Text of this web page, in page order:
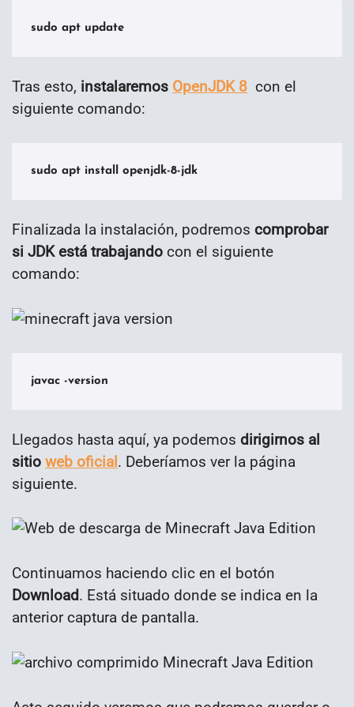
sudo apt update
Tras esto, instalaremos OpenJDK 8 con el
siguiente comando:
sudo apt install openjdk-8-jdk
Finalizada la instalación, podremos comprobar
si JDK está trabajando con el siguiente
comando:
javac -version
Llegados hasta aquí, ya podemos dirigirnos al
sitio web oficial. Deberíamos ver la página
siguiente.
Continuamos haciendo clic en el botón
Download. Está situado donde se indica en la
anterior captura de pantalla.